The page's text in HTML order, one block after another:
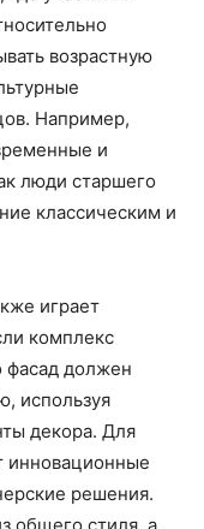
возрастную
Например,
и
люди старшего
классическим и
играет
комплекс
фасад должен
используя
декора. Для
инновационные
решения.